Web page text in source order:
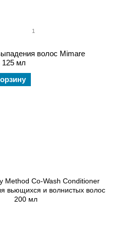
1
волос Mimare
125 мл